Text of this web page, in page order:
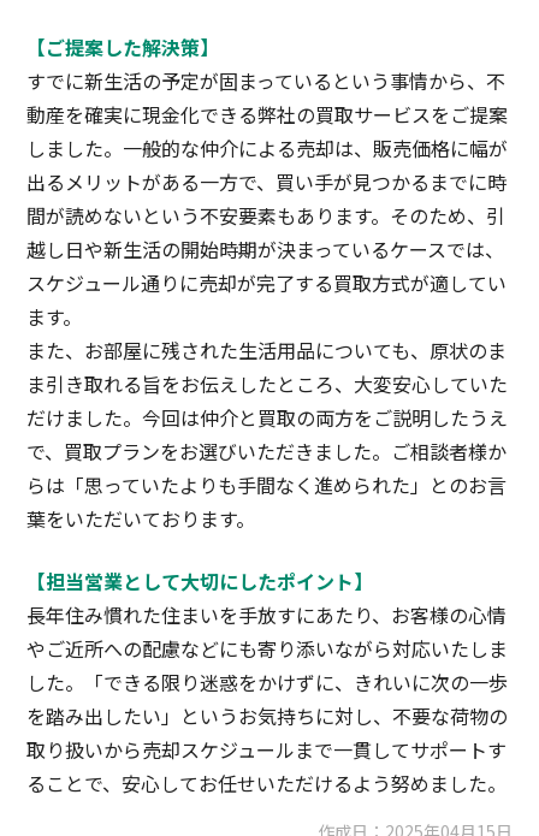
【ご提案した解決策】
すでに新生活の予定が固まっているという事情から、不
動産を確実に現金化できる弊社の買取サービスをご提案
しました。一般的な仲介による売却は、販売価格に幅が
出るメリットがある一方で、買い手が見つかるまでに時
間が読めないという不安要素もあります。そのため、引
越し日や新生活の開始時期が決まっているケースでは、
スケジュール通りに売却が完了する買取方式が適してい
ます。
また、お部屋に残された生活用品についても、原状のま
ま引き取れる旨をお伝えしたところ、大変安心していた
だけました。今回は仲介と買取の両方をご説明したうえ
で、買取プランをお選びいただきました。ご相談者様か
らは「思っていたよりも手間なく進められた」とのお言
葉をいただいております。
【担当営業として大切にしたポイント】
長年住み慣れた住まいを手放すにあたり、お客様の心情
やご近所への配慮などにも寄り添いながら対応いたしま
した。「できる限り迷惑をかけずに、きれいに次の一歩
を踏み出したい」というお気持ちに対し、不要な荷物の
取り扱いから売却スケジュールまで一貫してサポートす
ることで、安心してお任せいただけるよう努めました。
作成日： 2025年04月15日